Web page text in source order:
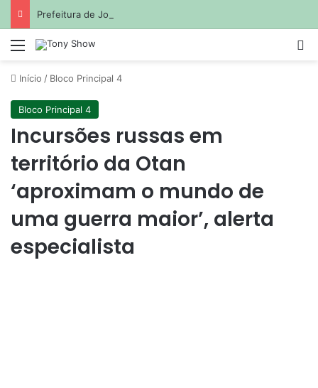
Menu
Início / Bloco Principal 4
Bloco Principal 4
Incursões russas em
território da Otan
‘aproximam o mundo de
uma guerra maior’, alerta
especialista